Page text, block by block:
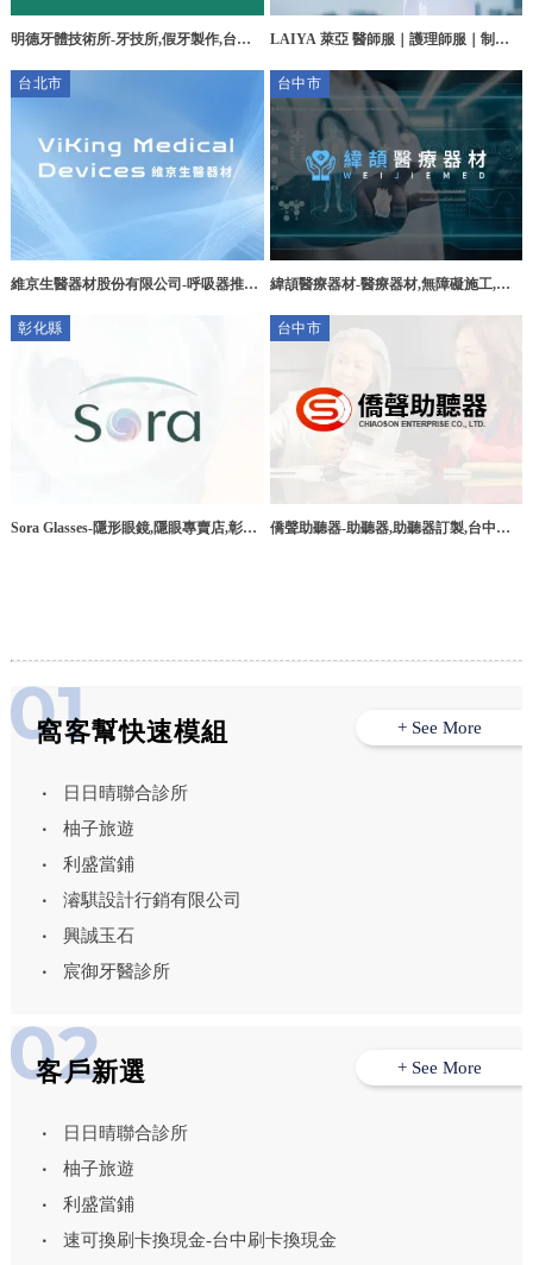
明德牙體技術所-牙技所,假牙製作,台南
LAIYA 萊亞 醫師服｜護理師服｜制服
訂製,苓雅區團體服工廠
台北市
維京生醫器材股份有限公司-呼吸器推薦,
台中市
緯頡醫療器材-醫療器材,無障礙施工,醫
租借
彰化縣
Sora Glasses-隱形眼鏡,隱眼專賣店,彰化
台中市
僑聲助聽器-助聽器,助聽器訂製,台中助
窩客幫快速模組
日日晴聯合診所
柚子旅遊
利盛當鋪
濬騏設計行銷有限公司
興誠玉石
宸御牙醫診所
+ See More
客戶新選
日日晴聯合診所
柚子旅遊
利盛當鋪
速可換刷卡換現金-台中刷卡換現金
+ See More